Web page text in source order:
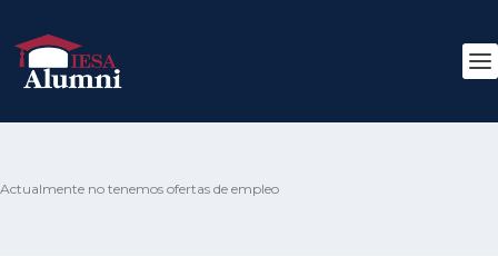
Actualmente no tenemos ofertas de empleo